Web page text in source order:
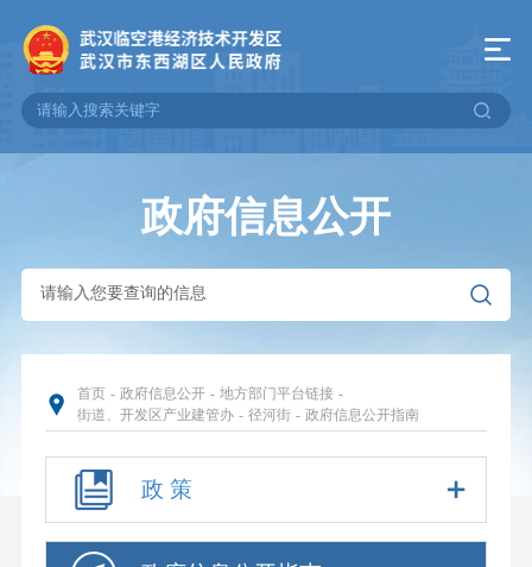
政府信息公开
首页 - 政府信息公开 - 地方部门平台链接 -
街道、开发区产业建管办 - 径河街 - 政府信息公开指南
政 策